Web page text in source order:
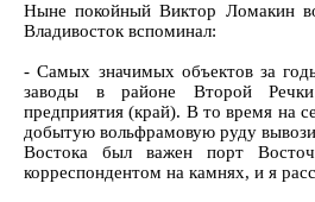
Ныне покойный Виктор Ломакин
Владивосток вспоминал:
- Самых значимых объектов за
заводы в районе Второй
предприятия (край). В то время на
добытую вольфрамовую руду
Востока был важен порт
корреспондентом на камнях, и я